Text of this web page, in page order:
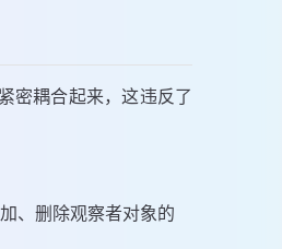
密耦合起来，这违反了
、删除观察者对象的